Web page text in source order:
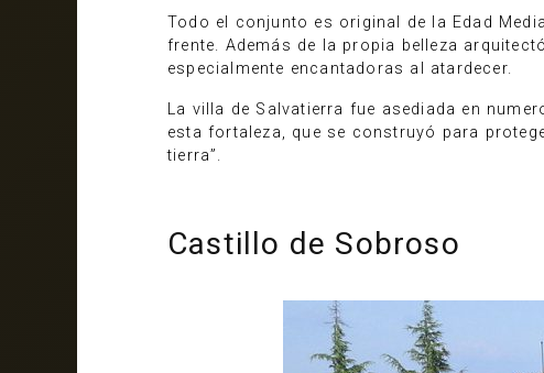
Todo el conjunto es original de la Edad
frente. Además de la propia belleza
especialmente encantadoras al atardecer.
La villa de Salvatierra fue asediada en
esta fortaleza, que se construyó para
tierra”.
Castillo de Sobroso